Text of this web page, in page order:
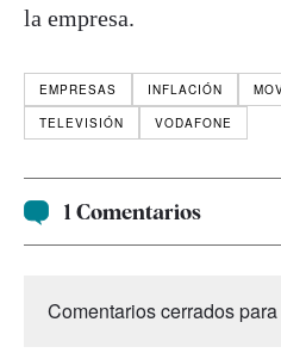
la empresa.
EMPRESAS INFLACIÓN
TELEVISIÓN
VODAFONE
1 Comentarios
Comentarios cerrados